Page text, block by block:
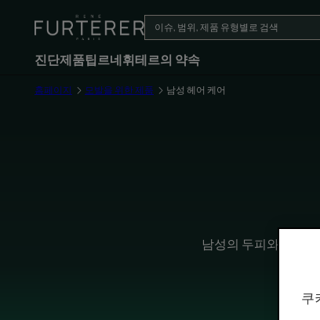
진단제품팁르네휘테르의 약속
홈페이지 모발을 위한 제품 남성 헤어 케어
남성의 두피와 모발
쿠